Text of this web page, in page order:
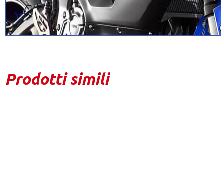
Prodotti simili